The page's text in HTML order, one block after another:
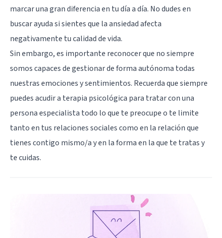
marcar una gran diferencia en tu día a día. No dudes en
buscar ayuda si sientes que la ansiedad afecta
negativamente tu calidad de vida.
Sin embargo, es importante reconocer que no siempre
somos capaces de gestionar de forma autónoma todas
nuestras emociones y sentimientos. Recuerda que siempre
puedes acudir a terapia psicológica para tratar con una
persona especialista todo lo que te preocupe o te limite
tanto en tus relaciones sociales como en la relación que
tienes contigo mismo/a y en la forma en la que te tratas y
te cuidas.